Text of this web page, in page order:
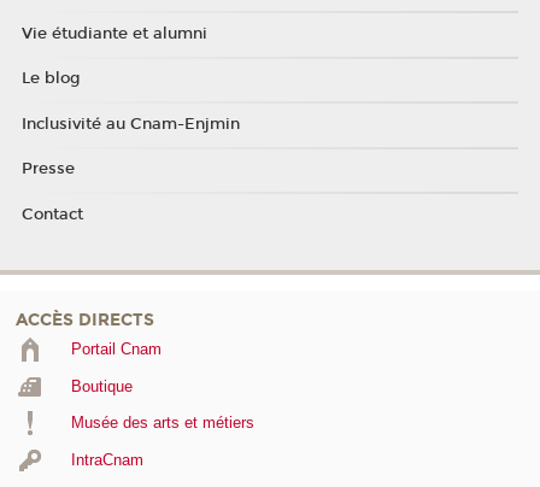
Vie étudiante et alumni
Le blog
Inclusivité au Cnam-Enjmin
Presse
Contact
ACCÈS DIRECTS
Portail Cnam
Boutique
Musée des arts et métiers
IntraCnam